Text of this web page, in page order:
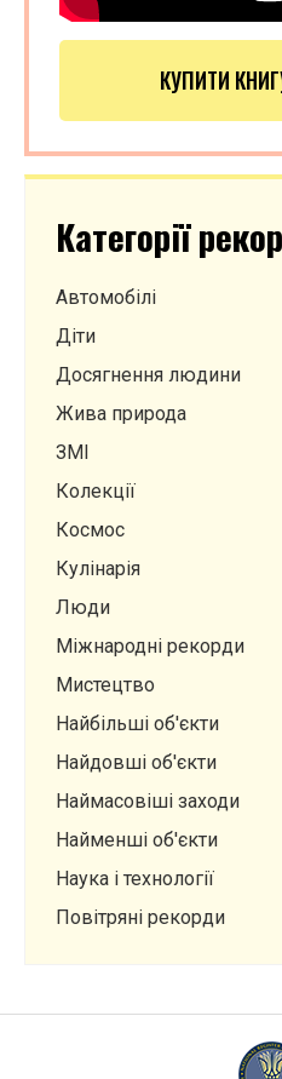
КУПИТИ
Категорії
Автомобілі
Діти
Досягнення людини
Жива природа
ЗМІ
Колекції
Космос
Кулінарія
Люди
Міжнародні рекорди
Мистецтво
Найбільші об'єкти
Найдовші об'єкти
Наймасовіші заходи
Найменші об'єкти
Наука і технології
Повітряні рекорди